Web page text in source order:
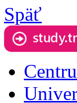
Späť